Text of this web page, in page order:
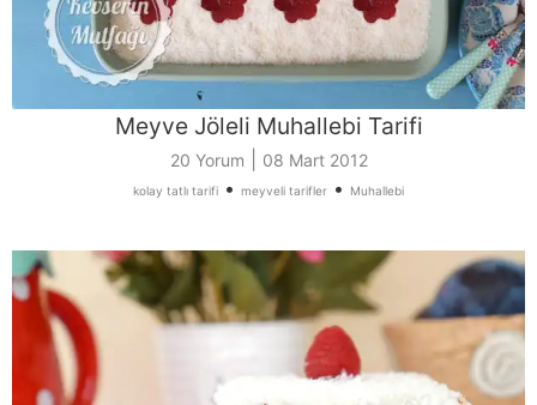
Meyve Jöleli Muhallebi Tarifi
20 Yorum 08 Mart 2012
kolay tatlı tarifi • meyveli tarifler • Muhallebi